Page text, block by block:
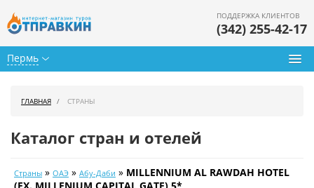
Пермь
ПОДДЕРЖКА КЛИЕНТОВ
(342) 255-42-17
Календарь туров
ГЛАВНАЯ СТРАНЫ
Каталог стран и отелей
Страны » ОАЭ » Абу-Даби » MILLENNIUM AL RAWDAH HOTEL